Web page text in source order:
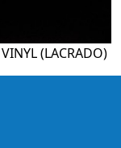
(LACRADO)